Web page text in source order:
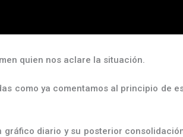
quien nos aclare la situación.
como ya comentamos al principio de
diario y su posterior